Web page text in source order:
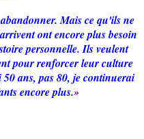
Mais ce qu'ils ne
ont encore plus besoin
personnelle. Ils veulent
pour renforcer leur culture
ans, pas 80, je continuerai
encore plus.»